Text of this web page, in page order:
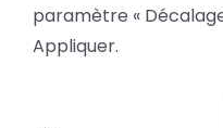
paramètre «
Appliquer.